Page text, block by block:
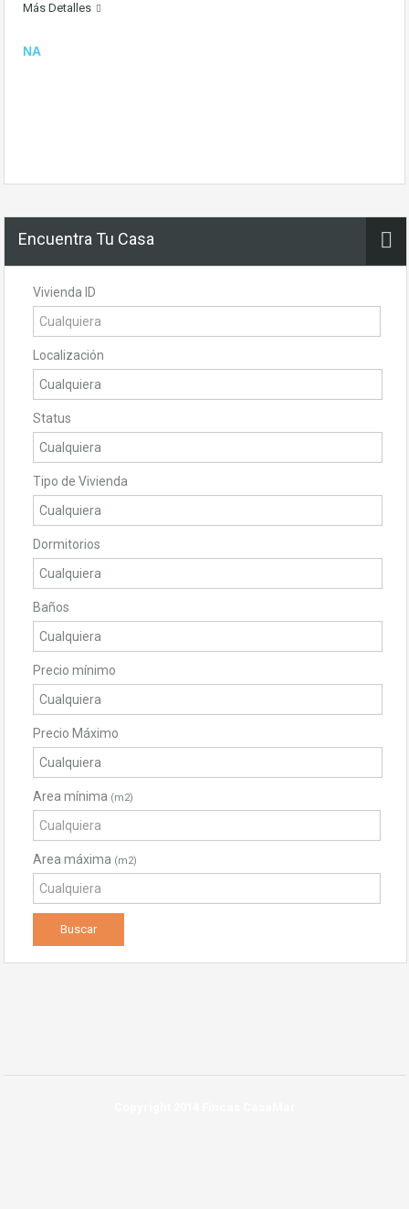
Más Detalles
NA
Encuentra Tu Casa
Vivienda ID
Localización
Status
Tipo de Vivienda
Dormitorios
Baños
Precio mínimo
Precio Máximo
Area mínima (m2)
Area máxima (m2)